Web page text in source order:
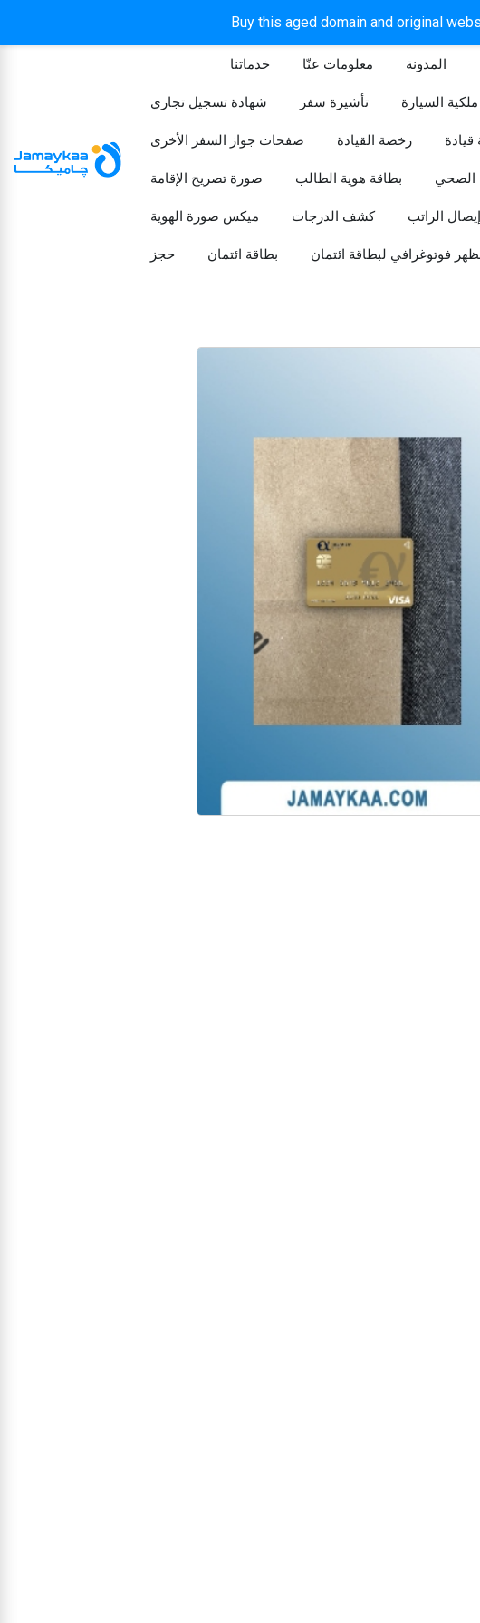
Buy this aged domain and original
خدماتنا معلومات عنّا المدونة
شهادة تسجيل تجاري تأشيرة سفر السيارة
صفحات جواز السفر الأخرى رخصة القيادة
صورة تصريح الإقامة بطاقة هوية الطالب الصحي
ميكس صورة الهوية كشف الدرجات إيصال الراتب
حجز بطاقة ائتمان فوتوغرافي لبطاقة ائتمان